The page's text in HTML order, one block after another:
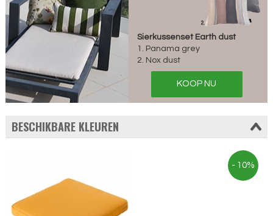
Sierkussenset Earth dust
1. Panama grey
2. Nox dust
KOOP NU
BESCHIKBARE KLEUREN
- 10%